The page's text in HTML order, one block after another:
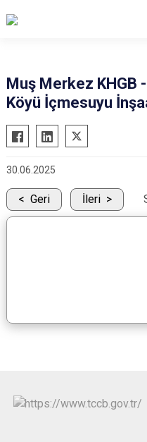
Bulanık
Hasköy
Malazgirt
Varto
Muş Merkez KHGB -
Köyü İçmesuyu
30.06.2025
Geri İleri